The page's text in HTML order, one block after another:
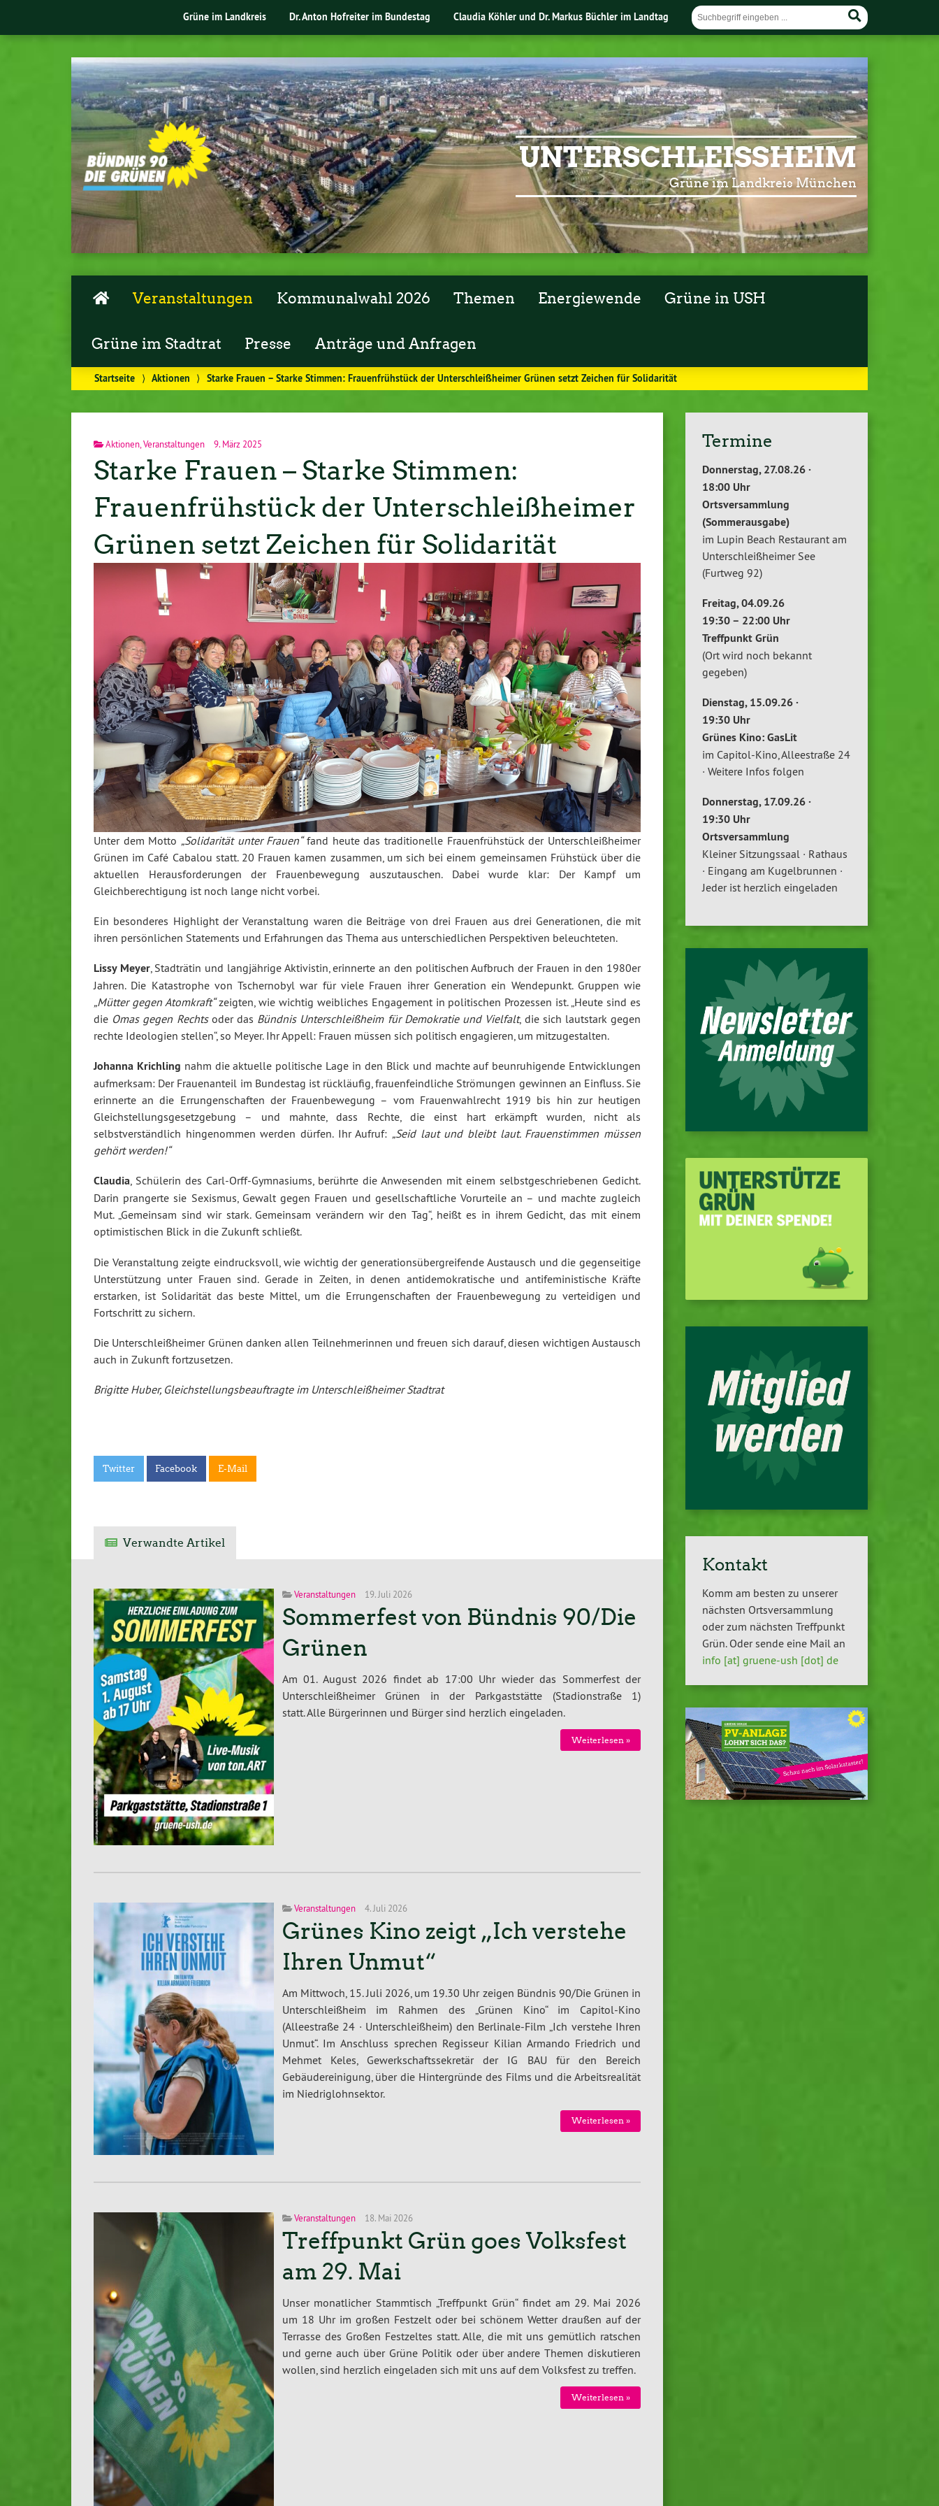
Grüne im Landkreis Dr. Anton Hofreiter im Bundestag Claudia Köhler und Dr. Markus Büchler im Landtag
UNTERSCHLEISSHEIM
Grüne im Landkreis München
Veranstaltungen Kommunalwahl 2026 Themen Energiewende Grüne in USH
Grüne im Stadtrat Presse Anträge und Anfragen
Startseite ⟩ Aktionen ⟩ Starke Frauen – Starke Stimmen: Frauenfrühstück der Unterschleißheimer Grünen setzt Zeichen für Solidarität
Aktionen Veranstaltungen 9. März 2025
Starke Frauen – Starke Stimmen:
Frauenfrühstück der Unterschleißheimer
Grünen setzt Zeichen für Solidarität
Unter dem Motto „Solidarität unter Frauen“fand heute das traditionelle Frauenfrühstück der Unterschleißheimer
Grünen im Café Cabalou statt. 20 Frauen kamen zusammen, um sich bei einem gemeinsamen Frühstück über die
aktuellen Herausforderungen der Frauenbewegung auszutauschen. Dabei wurde klar: Der Kampf um
Gleichberechtigung ist noch lange nicht vorbei.
Ein besonderes Highlight der Veranstaltung waren die Beiträge von drei Frauen aus drei Generationen, die mit
ihren persönlichen Statements und Erfahrungen das Thema aus unterschiedlichen Perspektiven beleuchteten.
Lissy Meyer, Stadträtin und langjährige Aktivistin, erinnerte an den politischen Aufbruch der Frauen in den 1980er
Jahren. Die Katastrophe von Tschernobyl war für viele Frauen ihrer Generation ein Wendepunkt. Gruppen wie
„Mütter gegen Atomkraft“zeigten, wie wichtig weibliches Engagement in politischen Prozessen ist. „Heute sind es
die Omas gegen Rechtsoder das Bündnis Unterschleißheim für Demokratie und Vielfalt, die sich lautstark gegen
rechte Ideologien stellen“, so Meyer. Ihr Appell: Frauen müssen sich politisch engagieren, um mitzugestalten.
Johanna Krichling nahm die aktuelle politische Lage in den Blick und machte auf beunruhigende Entwicklungen
aufmerksam: Der Frauenanteil im Bundestag ist rückläufig, frauenfeindliche Strömungen gewinnen an Einfluss. Sie
erinnerte an die Errungenschaften der Frauenbewegung – vom Frauenwahlrecht 1919 bis hin zur heutigen
Gleichstellungsgesetzgebung – und mahnte, dass Rechte, die einst hart erkämpft wurden, nicht als
selbstverständlich hingenommen werden dürfen. Ihr Aufruf: „Seid laut und bleibt laut. Frauenstimmen müssen
gehört werden!“
Claudia, Schülerin des Carl-Orff-Gymnasiums, berührte die Anwesenden mit einem selbstgeschriebenen Gedicht.
Darin prangerte sie Sexismus, Gewalt gegen Frauen und gesellschaftliche Vorurteile an – und machte zugleich
Mut. „Gemeinsam sind wir stark. Gemeinsam verändern wir den Tag“, heißt es in ihrem Gedicht, das mit einem
optimistischen Blick in die Zukunft schließt.
Die Veranstaltung zeigte eindrucksvoll, wie wichtig der generationsübergreifende Austausch und die gegenseitige
Unterstützung unter Frauen sind. Gerade in Zeiten, in denen antidemokratische und antifeministische Kräfte
erstarken, ist Solidarität das beste Mittel, um die Errungenschaften der Frauenbewegung zu verteidigen und
Fortschritt zu sichern.
Die Unterschleißheimer Grünen danken allen Teilnehmerinnen und freuen sich darauf, diesen wichtigen Austausch
auch in Zukunft fortzusetzen.
Brigitte Huber, Gleichstellungsbeauftragte im Unterschleißheimer Stadtrat
Twitter Facebook E-Mail
Verwandte Artikel
Veranstaltungen 19. Juli 2026
Sommerfest von Bündnis 90/Die
Grünen
Am 01. August 2026 findet ab 17:00 Uhr wieder das Sommerfest der
Unterschleißheimer Grünen in der Parkgaststätte (Stadionstraße 1)
statt. Alle Bürgerinnen und Bürger sind herzlich eingeladen.
Weiterlesen »
Veranstaltungen 4. Juli 2026
Grünes Kino zeigt „Ich verstehe
Ihren Unmut“
Am Mittwoch, 15. Juli 2026, um 19.30 Uhr zeigen Bündnis 90/Die Grünen in
Unterschleißheim im Rahmen des „Grünen Kino“ im Capitol-Kino
(Alleestraße 24 · Unterschleißheim) den Berlinale-Film „Ich verstehe Ihren
Unmut“. Im Anschluss sprechen Regisseur Kilian Armando Friedrich und
Mehmet Keles, Gewerkschaftssekretär der IG BAU für den Bereich
Gebäudereinigung, über die Hintergründe des Films und die Arbeitsrealität
im Niedriglohnsektor.
Weiterlesen »
Veranstaltungen 18. Mai 2026
Treffpunkt Grün goes Volksfest
am 29. Mai
Unser monatlicher Stammtisch „Treffpunkt Grün“ findet am 29. Mai 2026
um 18 Uhr im großen Festzelt oder bei schönem Wetter draußen auf der
Terrasse des Großen Festzeltes statt. Alle, die mit uns gemütlich ratschen
und gerne auch über Grüne Politik oder über andere Themen diskutieren
wollen, sind herzlich eingeladen sich mit uns auf dem Volksfest zu treffen.
Weiterlesen »
Termine
Donnerstag, 27.08.26 ·
18:00 Uhr
Ortsversammlung
(Sommerausgabe)
im Lupin Beach Restaurant am
Unterschleißheimer See
(Furtweg 92)
Freitag, 04.09.26
19:30 – 22:00 Uhr
Treffpunkt Grün
(Ort wird noch bekannt
gegeben)
Dienstag, 15.09.26 ·
19:30 Uhr
Grünes Kino: GasLit
im Capitol-Kino, Alleestraße 24
· Weitere Infos folgen
Donnerstag, 17.09.26 ·
19:30 Uhr
Ortsversammlung
Kleiner Sitzungssaal · Rathaus
· Eingang am Kugelbrunnen ·
Jeder ist herzlich eingeladen
Kontakt
Komm am besten zu unserer
nächsten Ortsversammlung
oder zum nächsten Treffpunkt
Grün. Oder sende eine Mail an
info [at] gruene-ush [dot] de